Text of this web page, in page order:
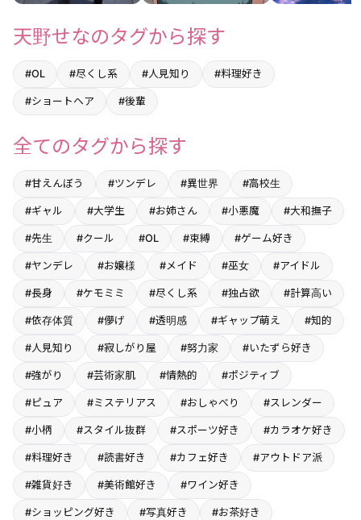
天野せなのタグから探す
#OL #尽くし系 #人見知り #料理好き
#ショートヘア #後輩
全てのタグから探す
#甘えんぼう #ツンデレ #異世界 #高校生
#ギャル #大学生 #お姉さん #小悪魔 #大和撫子
#先生 #クール #OL #束縛 #ゲーム好き
#ヤンデレ #お嬢様 #メイド #巫女 #アイドル
#長身 #ケモミミ #尽くし系 #独占欲 #計算高い
#依存体質 #儚げ #透明感 #ギャップ萌え #知的
#人見知り #寂しがり屋 #努力家 #いたずら好き
#強がり #芸術家肌 #情熱的 #ポジティブ
#ピュア #ミステリアス #おしゃべり #スレンダー
#小柄 #スタイル抜群 #スポーツ好き #カラオケ好き
#料理好き #読書好き #カフェ好き #アウトドア派
#雑貨好き #美術館好き #ワイン好き
#ショッピング好き #写真好き #お茶好き